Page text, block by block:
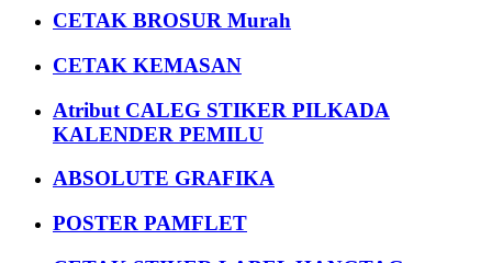
CETAK BROSUR Murah
CETAK KEMASAN
Atribut CALEG STIKER PILKADA
KALENDER PEMILU
ABSOLUTE GRAFIKA
POSTER PAMFLET